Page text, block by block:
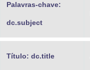
Palavras-chave:
dc.subject
Título: dc.title